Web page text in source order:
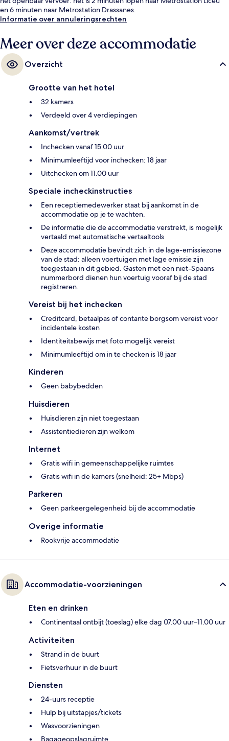
en 6 minuten naar Metrostation Drassanes.
Informatie over annuleringsrechten
Meer over deze accommodatie
Overzicht
Grootte van het hotel
32 kamers
Verdeeld over 4 verdiepingen
Aankomst/vertrek
Inchecken vanaf 15.00 uur
Minimumleeftijd voor inchecken: 18 jaar
Uitchecken om 11.00 uur
Speciale incheckinstructies
Een receptiemedewerker staat bij aankomst in de
accommodatie op je te wachten.
De informatie die de accommodatie verstrekt, is mogelijk
vertaald met automatische vertaaltools
Deze accommodatie bevindt zich in de lage-emissiezone
van de stad: alleen voertuigen met lage emissie zijn
toegestaan in dit gebied. Gasten met een niet-Spaans
nummerbord dienen hun voertuig vooraf bij de stad
registreren.
Vereist bij het inchecken
Creditcard, betaalpas of contante borgsom vereist voor
incidentele kosten
Identiteitsbewijs met foto mogelijk vereist
Minimumleeftijd om in te checken is 18 jaar
Kinderen
Geen babybedden
Huisdieren
Huisdieren zijn niet toegestaan
Assistentiedieren zijn welkom
Internet
Gratis wifi in gemeenschappelijke ruimtes
Gratis wifi in de kamers (snelheid: 25+ Mbps)
Parkeren
Geen parkeergelegenheid bij de accommodatie
Overige informatie
Rookvrije accommodatie
Accommodatie-voorzieningen
Eten en drinken
Continentaal ontbijt (toeslag) elke dag 07.00 uur–11.00 uur
Activiteiten
Strand in de buurt
Fietsverhuur in de buurt
Diensten
24-uurs receptie
Hulp bij uitstapjes/tickets
Wasvoorzieningen
Bagageopslagruimte